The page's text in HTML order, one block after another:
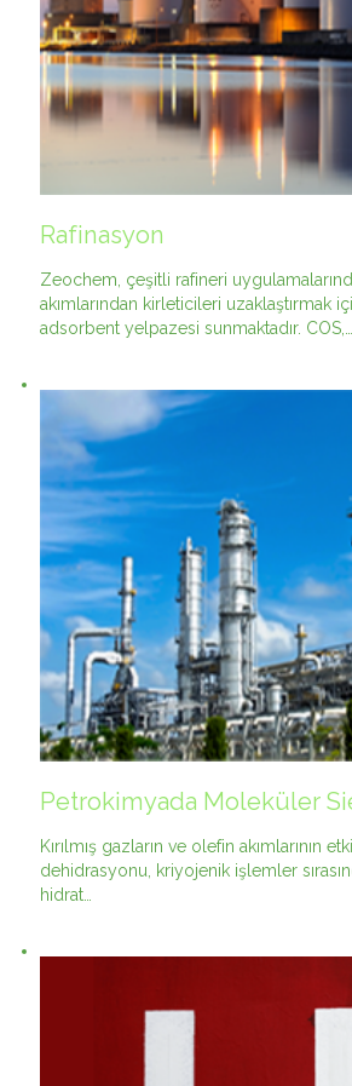
Rafinasyon
Zeochem, çeşitli rafineri
akımlarından kirleticileri uzaklaştırmak
adsorbent yelpazesi sunmaktadır. COS,…
Petrokimyada Moleküler
Kırılmış gazların ve olefin akımlarının
dehidrasyonu, kriyojenik işlemler
hidrat…